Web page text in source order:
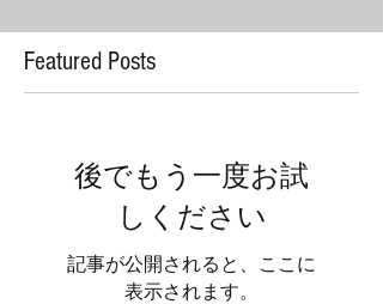
Featured Posts
後でもう一度お試
しください
記事が公開されると、ここに
表示されます。